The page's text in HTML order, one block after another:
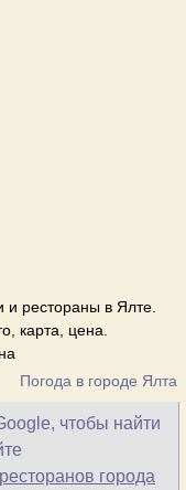
рестораны в Ялте.
карта, цена.
Погода в городе Ялта
чтобы найти
города